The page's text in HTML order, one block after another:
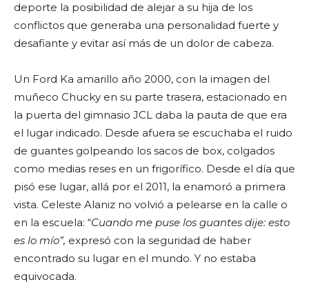
deporte la posibilidad de alejar a su hija de los
conflictos que generaba una personalidad fuerte y
desafiante y evitar así más de un dolor de cabeza.
Un Ford Ka amarillo año 2000, con la imagen del
muñeco Chucky en su parte trasera, estacionado en
la puerta del gimnasio JCL daba la pauta de que era
el lugar indicado. Desde afuera se escuchaba el ruido
de guantes golpeando los sacos de box, colgados
como medias reses en un frigorífico. Desde el día que
pisó ese lugar, allá por el 2011, la enamoró a primera
vista. Celeste Alaniz no volvió a pelearse en la calle o
en la escuela: “Cuando me puse los guantes dije: esto
es lo mío”, expresó con la seguridad de haber
encontrado su lugar en el mundo. Y no estaba
equivocada.